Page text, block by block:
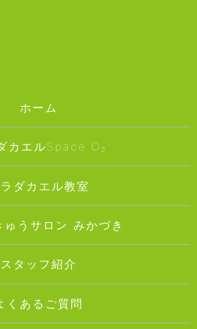
ホーム
カエルSpace O₂
ダカエル教室
ゅうサロン みかづき
スタッフ紹介
くあるご質問